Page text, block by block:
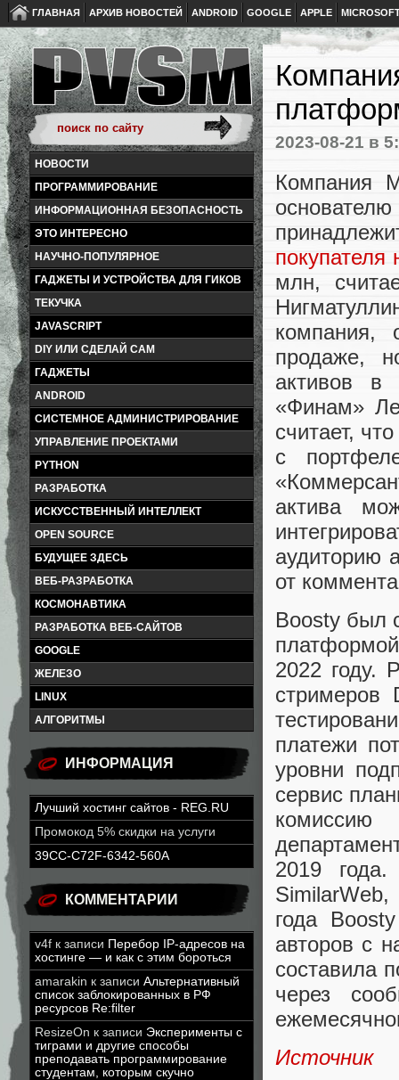
ГЛАВНАЯ АРХИВ НОВОСТЕЙ ANDROID GOOGLE APPLE
НОВОСТИ
ПРОГРАММИРОВАНИЕ
ИНФОРМАЦИОННАЯ БЕЗОПАСНОСТЬ
ЭТО ИНТЕРЕСНО
НАУЧНО-ПОПУЛЯРНОЕ
ГАДЖЕТЫ И УСТРОЙСТВА ДЛЯ ГИКОВ
ТЕКУЧКА
JAVASCRIPT
DIY ИЛИ СДЕЛАЙ САМ
ГАДЖЕТЫ
ANDROID
СИСТЕМНОЕ АДМИНИСТРИРОВАНИЕ
УПРАВЛЕНИЕ ПРОЕКТАМИ
PYTHON
РАЗРАБОТКА
ИСКУССТВЕННЫЙ ИНТЕЛЛЕКТ
OPEN SOURCE
БУДУЩЕЕ ЗДЕСЬ
ВЕБ-РАЗРАБОТКА
КОСМОНАВТИКА
РАЗРАБОТКА ВЕБ-САЙТОВ
GOOGLE
ЖЕЛЕЗО
LINUX
АЛГОРИТМЫ
ИНФОРМАЦИЯ
Лучший хостинг сайтов - REG.RU
Промокод 5% скидки на услуги
39CC-C72F-6342-560A
КОММЕНТАРИИ
v4f к записи Перебор IP-адресов на
хостинге — и как с этим бороться
amarakin к записи Альтернативный
список заблокированных в РФ
ресурсов Re:filter
ResizeOn к записи Эксперименты с
тиграми и другие способы
преподавать программирование
студентам, которым скучно
2023-08-21 в
Компания
покупателя
млн,
компания,
продаже,
активов
«Финам»
считает,
с
актива
аудиторию
от
Boosty был
2022 году.
стримеров
платежи
уровни
сервис
комиссию
2019
года
авторов с
составила
через
Источник